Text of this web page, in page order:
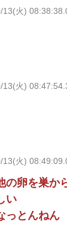
13(火)
13(火)
13(火)
の卵を巣か
い
っとんねん